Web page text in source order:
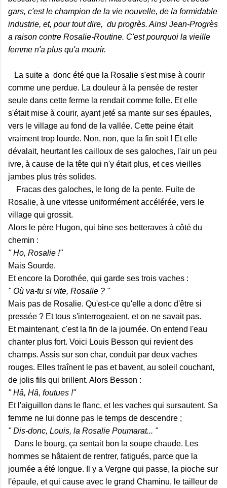
gars, c'est le champion de la vie nouvelle, de la formidable
industrie, et, pour tout dire, du progrès. Ainsi Jean-Progrès
a raison contre Rosalie-Routine. C'est pourquoi la vieille
femme n'a plus qu'a mourir.
La suite a donc été que la Rosalie s'est mise à courir
comme une perdue. La douleur à la pensée de rester
seule dans cette ferme la rendait comme folle. Et elle
s'était mise à courir, ayant jeté sa mante sur ses épaules,
vers le village au fond de la vallée. Cette peine était
vraiment trop lourde. Non, non, que la fin soit ! Et elle
dévalait, heurtant les cailloux de ses galoches, l'air un peu
ivre, à cause de la tête qui n'y était plus, et ces vieilles
jambes plus très solides.
Fracas des galoches, le long de la pente. Fuite de
Rosalie, à une vitesse uniformément accélérée, vers le
village qui grossit.
Alors le père Hugon, qui bine ses betteraves à côté du
chemin :
" Ho, Rosalie !"
Mais Sourde.
Et encore la Dorothée, qui garde ses trois vaches :
" Où va-tu si vite, Rosalie ? "
Mais pas de Rosalie. Qu'est-ce qu'elle a donc d'être si
pressée ? Et tous s'interrogeaient, et on ne savait pas.
Et maintenant, c'est la fin de la journée. On entend l'eau
chanter plus fort. Voici Louis Besson qui revient des
champs. Assis sur son char, conduit par deux vaches
rouges. Elles traînent le pas et bavent, au soleil couchant,
de jolis fils qui brillent. Alors Besson :
" Hâ, Hâ, foutues !"
Et l'aiguillon dans le flanc, et les vaches qui sursautent. Sa
femme ne lui donne pas le temps de descendre ;
" Dis-donc, Louis, la Rosalie Poumarat... "
Dans le bourg, ça sentait bon la soupe chaude. Les
hommes se hâtaient de rentrer, fatigués, parce que la
journée a été longue. Il y a Vergne qui passe, la pioche sur
l'épaule, et qui cause avec le grand Chaminu, le tailleur de